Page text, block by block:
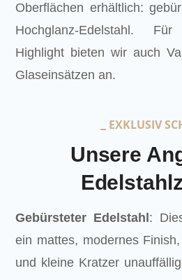
Oberflächen erhältlich:
Hochglanz-Edelstahl.
Highlight bieten wir auch
Glaseinsätzen an.
EXKLUSIV
Unsere
Gebürsteter Edelstahl :
ein mattes, modernes
und kleine Kratzer